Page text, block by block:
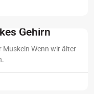
Gehirn
Wenn wir älter